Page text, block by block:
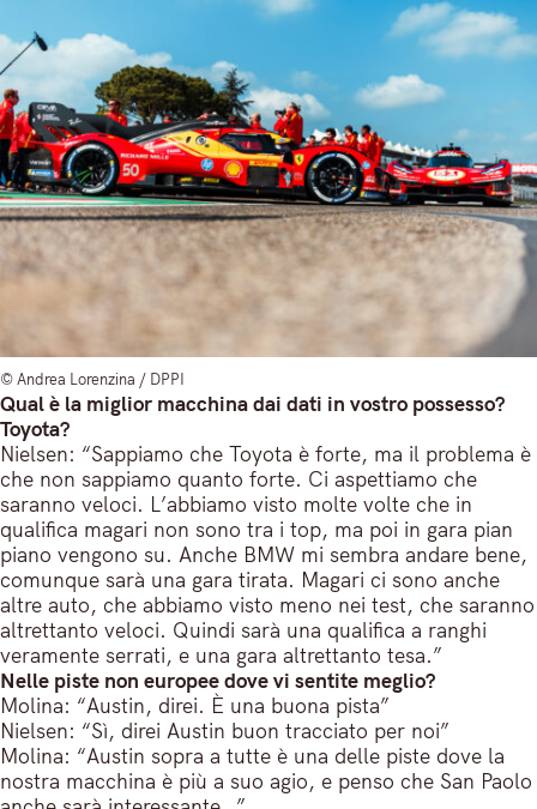
© Andrea Lorenzina / DPPI
Qual è la miglior macchina dai dati in vostro possesso?
Toyota?
Nielsen: “Sappiamo che Toyota è forte, ma il problema è
che non sappiamo quanto forte. Ci aspettiamo che
saranno veloci. L’abbiamo visto molte volte che in
qualifica magari non sono tra i top, ma poi in gara pian
piano vengono su. Anche BMW mi sembra andare bene,
comunque sarà una gara tirata. Magari ci sono anche
altre auto, che abbiamo visto meno nei test, che saranno
altrettanto veloci. Quindi sarà una qualifica a ranghi
veramente serrati, e una gara altrettanto tesa.”
Nelle piste non europee dove vi sentite meglio?
Molina: “Austin, direi. È una buona pista”
Nielsen: “Sì, direi Austin buon tracciato per noi”
Molina: “Austin sopra a tutte è una delle piste dove la
nostra macchina è più a suo agio, e penso che San Paolo